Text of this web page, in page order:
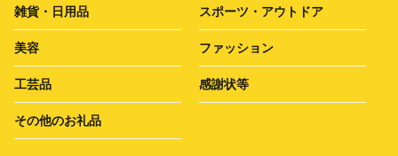
雑貨・日用品 スポーツ・アウトドア
美容 ファッション
工芸品 感謝状等
その他のお礼品